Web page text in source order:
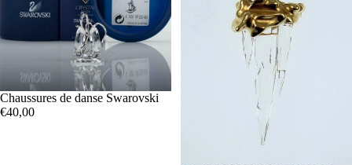
Chaussures de danse Swarovski
€40,00